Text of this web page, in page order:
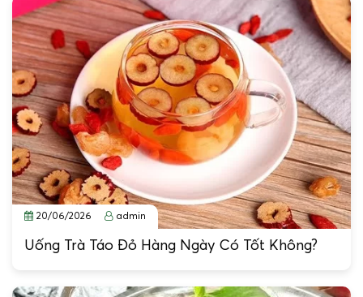
20/06/2026 admin
Uống Trà Táo Đỏ Hàng Ngày Có Tốt Không?